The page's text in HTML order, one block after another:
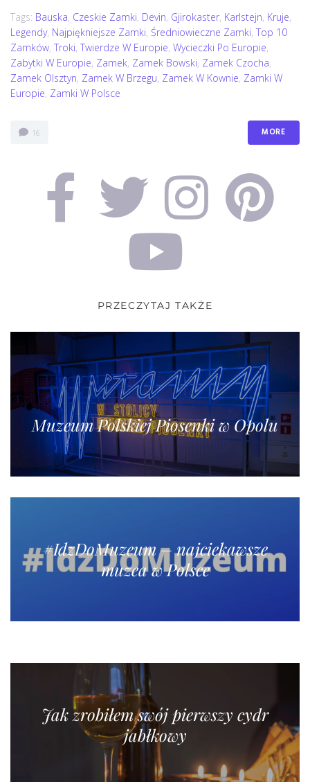
Tags: Bauska, Czeskie Zamki, Devin, Gjirokaster, Karlstejn, Kruje,
Legendy, Najpiękniejsze Zamki, Średniowieczne Zamki, Top 10
Zamków, Troki, Twierdze W Europie, Wycieczki Po Europie,
Zabytki W Europie, Zamek, Zamek Bowski, Zamek Czocha,
Zamek Olsztyn, Zamek W Brzegu, Zamek W Kownie, Zamki W
Europie, Zamki W Polsce
16 MORE
PRZECZYTAJ TAKŻE
Muzeum Polskiej Piosenki w Opolu
#IdzDoMuzeum – najciekawsze
muzea w Polsce
Jak zrobiłem swój pierwszy cydr
jabłkowy